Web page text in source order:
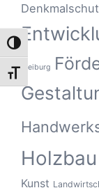
UMSCHALTEN
SCHRIFT
Freiburg
Holzbau
Kunst